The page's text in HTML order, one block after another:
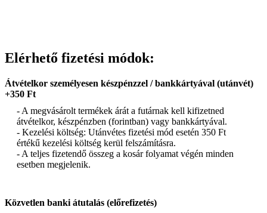
Elérhető fizetési módok:
Átvételkor személyesen készpénzzel / bankkártyával (utánvét)
+350 Ft
- A megvásárolt termékek árát a futárnak kell kifizetned
átvételkor, készpénzben (forintban) vagy bankkártyával.
- Kezelési költség: Utánvétes fizetési mód esetén 350 Ft
értékű kezelési költség kerül felszámításra.
- A teljes fizetendő összeg a kosár folyamat végén minden
esetben megjelenik.
Közvetlen banki átutalás (előrefizetés)